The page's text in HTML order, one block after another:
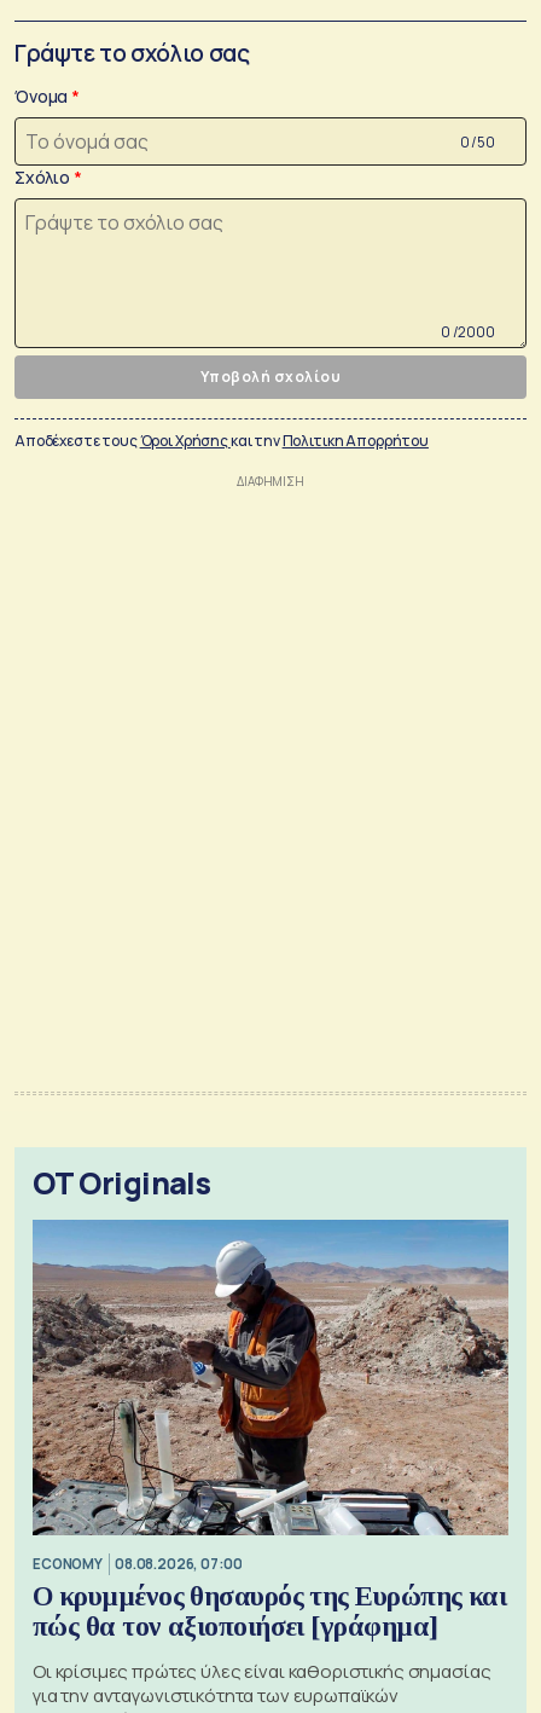
Γράψτε το σχόλιο σας
Όνομα
0 /50
Σχόλιο
0 /2000
Υποβολή σχολίου
Αποδέχεστε τουςΌροι Χρήσηςκαι τηνΠολιτικη Απορρήτου
OT Originals
ECONOMY 08.08.2026, 07:00
Ο κρυμμένος θησαυρός της Ευρώπης και
πώς θα τον αξιοποιήσει [γράφημα]
Οι κρίσιμες πρώτες ύλες είναι καθοριστικής σημασίας
για την ανταγωνιστικότητα των ευρωπαϊκών